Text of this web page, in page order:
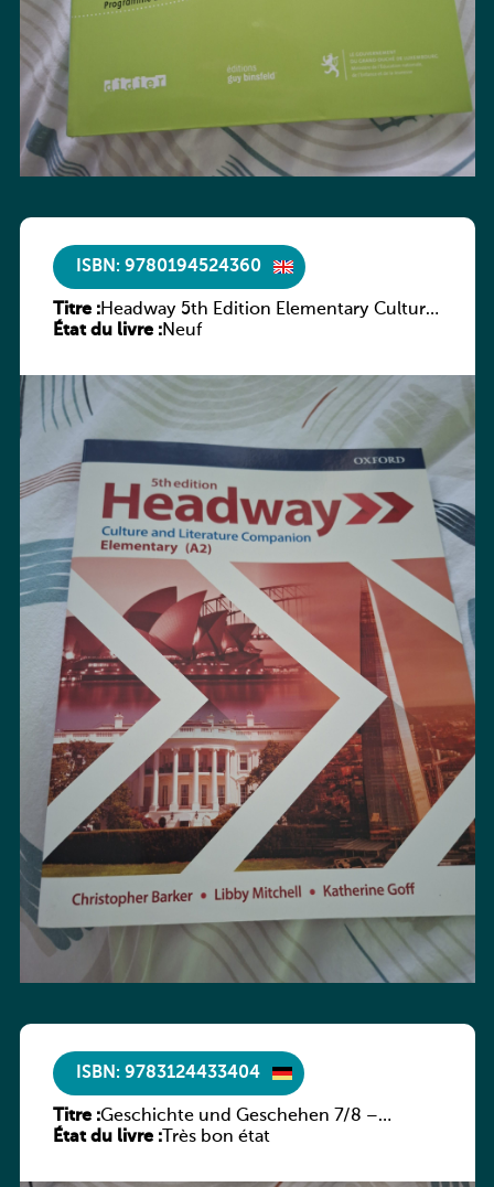
ISBN: 9780194524360
Titre :Headway 5th Edition Elementary Culture
and Literature Companion
État du livre :Neuf
ISBN: 9783124433404
Titre :Geschichte und Geschehen 7/8 –
Rheinland-Pfalz
État du livre :Très bon état